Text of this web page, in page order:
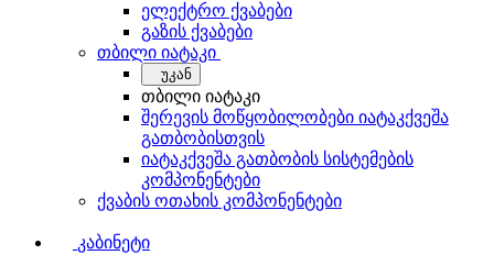
ელექტრო ქვაბები
გაზის ქვაბები
თბილი იატაკი
უკან
თბილი იატაკი
შერევის მოწყობილობები იატაკქვეშა
გათბობისთვის
იატაკქვეშა გათბობის სისტემების
კომპონენტები
ქვაბის ოთახის კომპონენტები
კაბინეტი